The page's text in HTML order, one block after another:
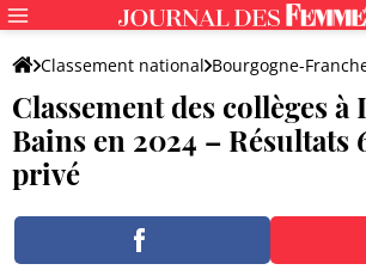
Classement national Bourgogne-
Haute-Saône Luxeuil-les-Bains
Classement des collèges
Bains en 2024 – Résultats
privé